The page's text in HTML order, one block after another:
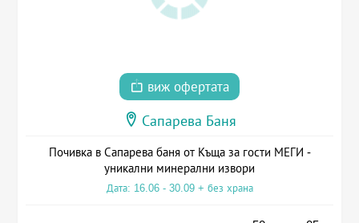
виж офертата
Сапарева Баня
Почивка в Сапарева баня от Къща за гости МЕГИ -
уникални минерални извори
Дата: 16.06 - 30.09 + без храна